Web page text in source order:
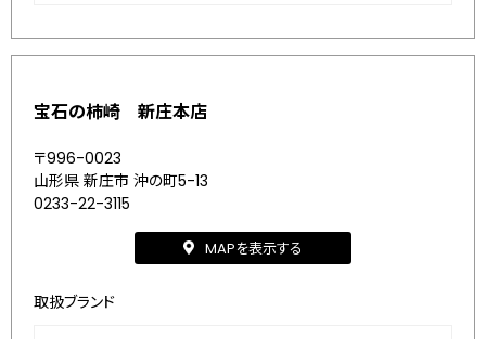
宝石の柿崎 新庄本店
〒996-0023
山形県 新庄市 沖の町5-13
0233-22-3115
MAPを表示する
取扱ブランド